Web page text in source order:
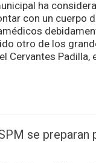
protección
ciudadana
ha
con un cuerpo
otro de los
Cervantes Padilla,
se preparan